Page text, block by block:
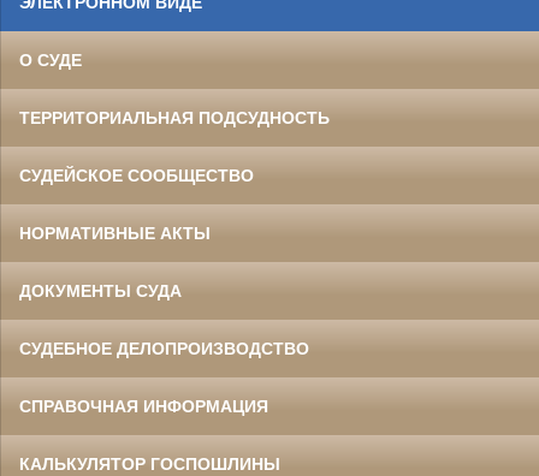
О СУДЕ
ТЕРРИТОРИАЛЬНАЯ ПОДСУДНОСТЬ
СУДЕЙСКОЕ СООБЩЕСТВО
НОРМАТИВНЫЕ АКТЫ
ДОКУМЕНТЫ СУДА
СУДЕБНОЕ ДЕЛОПРОИЗВОДСТВО
СПРАВОЧНАЯ ИНФОРМАЦИЯ
КАЛЬКУЛЯТОР ГОСПОШЛИНЫ